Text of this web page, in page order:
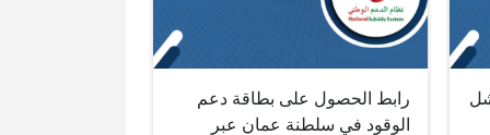
رابط الحصول على بطاقة دعم
الوقود في سلطنة عمان عبر